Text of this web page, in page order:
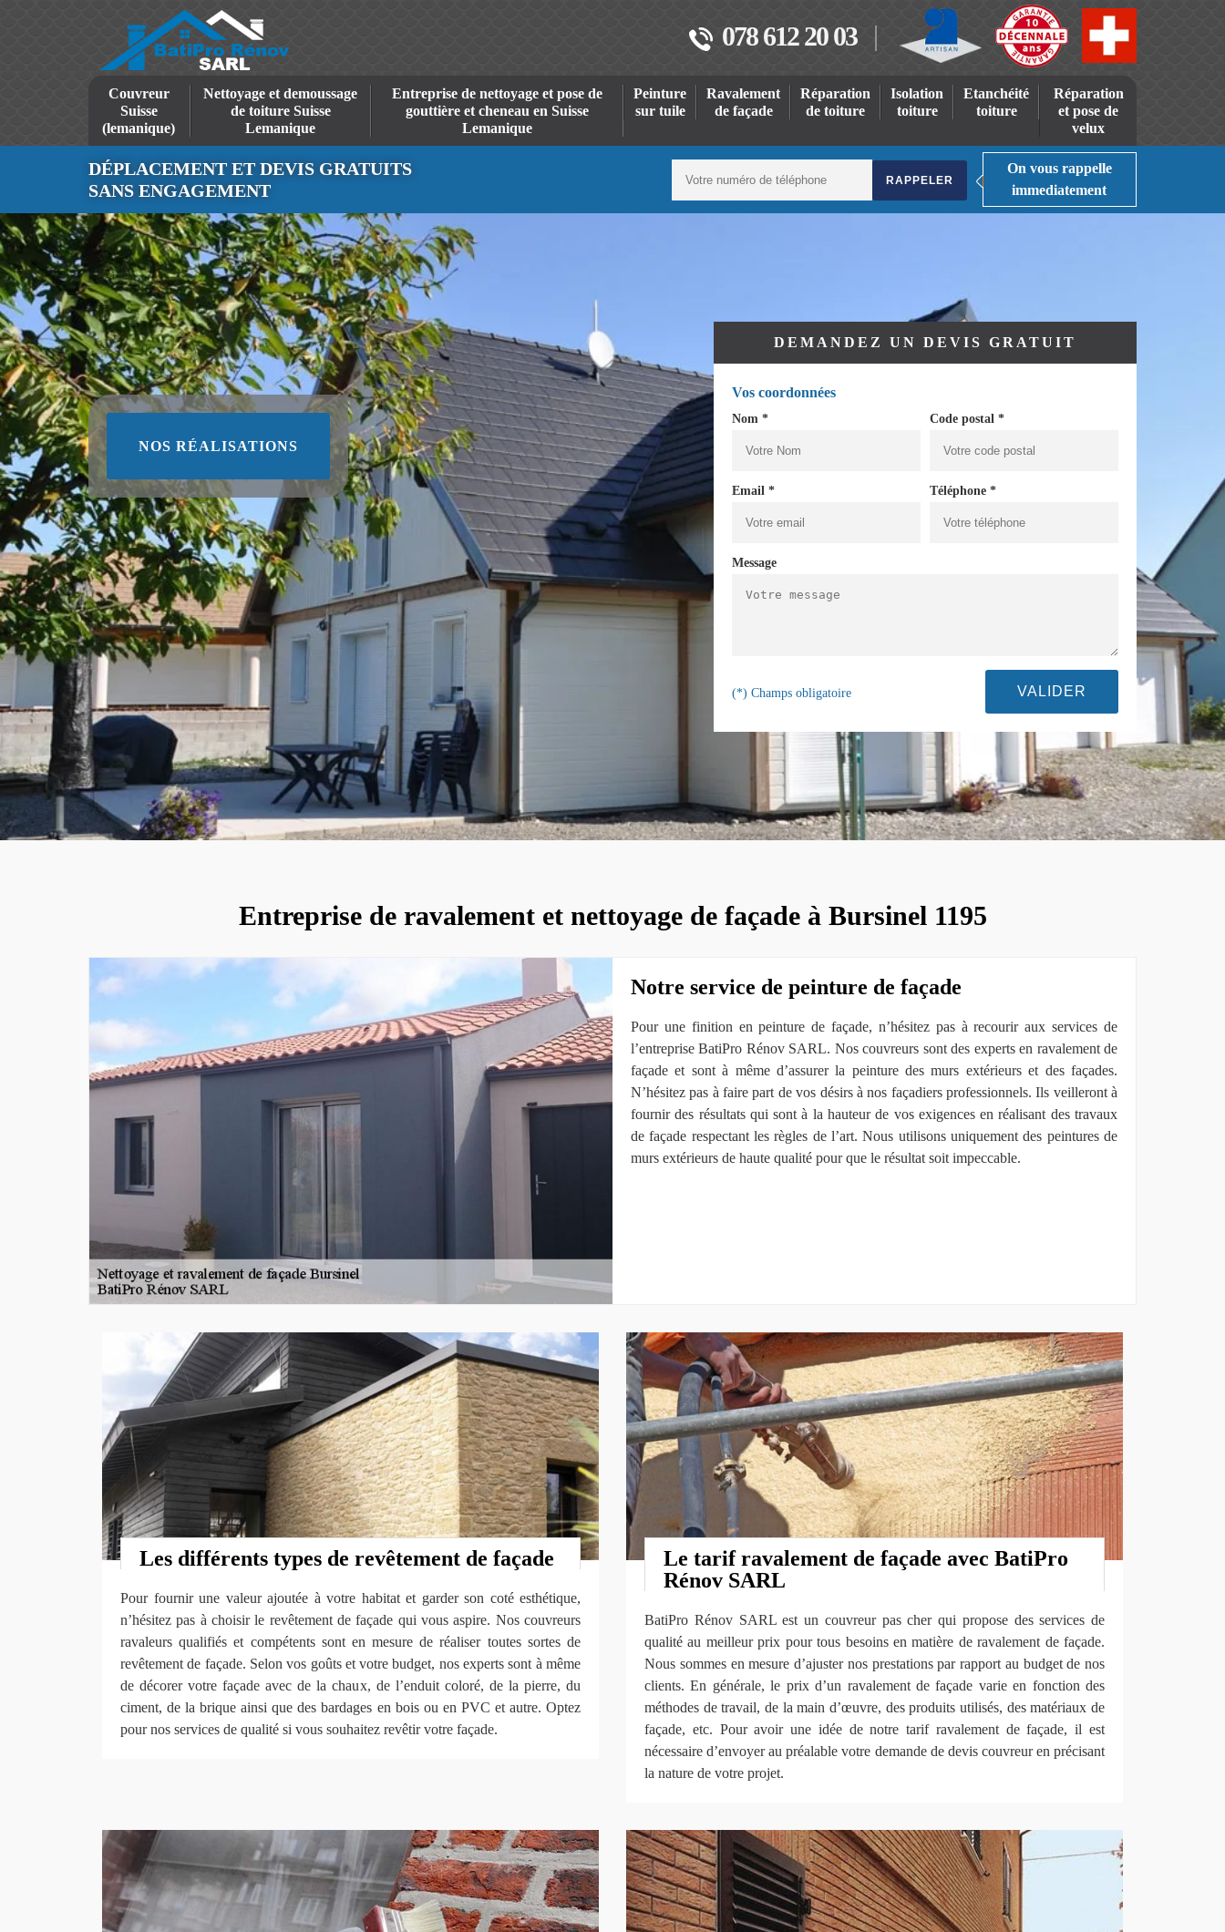
078 612 20 03
Couvreur
Suisse
(lemanique)
Nettoyage et demoussage
de toiture Suisse
Lemanique
Entreprise de nettoyage et pose de
gouttière et cheneau en Suisse
Lemanique
Peinture
sur tuile
Ravalement
de façade
Réparation
de toiture
Isolation
toiture
Etanchéité
toiture
Réparation
et pose de
velux
DÉPLACEMENT ET DEVIS GRATUITS
SANS ENGAGEMENT
On vous rappelle
immediatement
NOS RÉALISATIONS
DEMANDEZ UN DEVIS GRATUIT
Vos coordonnées
Nom * Code postal *
Email * Téléphone *
Message
(*) Champs obligatoire
Entreprise de ravalement et nettoyage de façade à Bursinel 1195
Notre service de peinture de façade
Pour une finition en peinture de façade, n’hésitez pas à recourir aux services de
l’entreprise BatiPro Rénov SARL. Nos couvreurs sont des experts en ravalement de
façade et sont à même d’assurer la peinture des murs extérieurs et des façades.
N’hésitez pas à faire part de vos désirs à nos façadiers professionnels. Ils veilleront à
fournir des résultats qui sont à la hauteur de vos exigences en réalisant des travaux
de façade respectant les règles de l’art. Nous utilisons uniquement des peintures de
murs extérieurs de haute qualité pour que le résultat soit impeccable.
Les différents types de revêtement de façade
Pour fournir une valeur ajoutée à votre habitat et garder son coté esthétique,
n’hésitez pas à choisir le revêtement de façade qui vous aspire. Nos couvreurs
ravaleurs qualifiés et compétents sont en mesure de réaliser toutes sortes de
revêtement de façade. Selon vos goûts et votre budget, nos experts sont à même
de décorer votre façade avec de la chaux, de l’enduit coloré, de la pierre, du
ciment, de la brique ainsi que des bardages en bois ou en PVC et autre. Optez
pour nos services de qualité si vous souhaitez revêtir votre façade.
Le tarif ravalement de façade avec BatiPro
Rénov SARL
BatiPro Rénov SARL est un couvreur pas cher qui propose des services de
qualité au meilleur prix pour tous besoins en matière de ravalement de façade.
Nous sommes en mesure d’ajuster nos prestations par rapport au budget de nos
clients. En générale, le prix d’un ravalement de façade varie en fonction des
méthodes de travail, de la main d’œuvre, des produits utilisés, des matériaux de
façade, etc. Pour avoir une idée de notre tarif ravalement de façade, il est
nécessaire d’envoyer au préalable votre demande de devis couvreur en précisant
la nature de votre projet.